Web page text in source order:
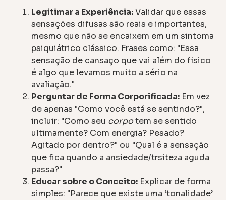
Legitimar a Experiência:Validar que essas
sensações difusas são reais e importantes,
mesmo que não se encaixem em um sintoma
psiquiátrico clássico. Frases como: "Essa
sensação de cansaço que vai além do físico
é algo que levamos muito a sério na
avaliação."
Perguntar de Forma Corporificada: Em vez
de apenas "Como você está se sentindo?",
incluir: "Como seu corpotem se sentido
ultimamente? Com energia? Pesado?
Agitado por dentro?" ou "Qual é a sensação
que fica quando a ansiedade/trsiteza aguda
passa?"
Educar sobre o Conceito: Explicar de forma
simples: "Parece que existe uma ‘tonalidade’